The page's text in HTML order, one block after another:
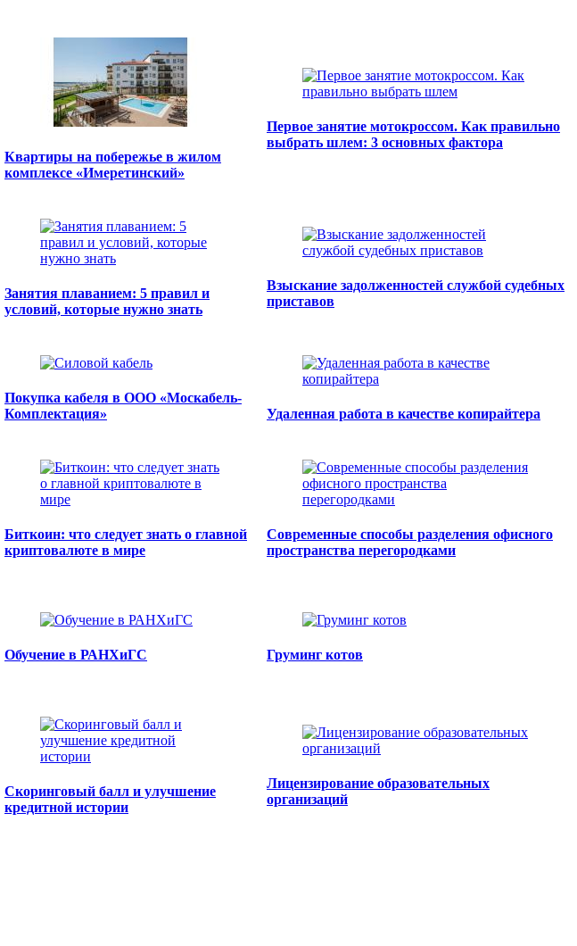
Квартиры на побережье в жилом
комплексе «Имеретинский»
Первое занятие мотокроссом. Как правильно
выбрать шлем: 3 основных фактора
Занятия плаванием: 5 правил и
условий, которые нужно знать
Взыскание задолженностей службой судебных
приставов
Покупка кабеля в ООО «Москабель-
Комплектация»
Удаленная работа в качестве копирайтера
Биткоин: что следует знать о главной
криптовалюте в мире
Современные способы разделения офисного
пространства перегородками
Обучение в РАНХиГС Груминг котов
Скоринговый балл и улучшение
кредитной истории
Лицензирование образовательных
организаций